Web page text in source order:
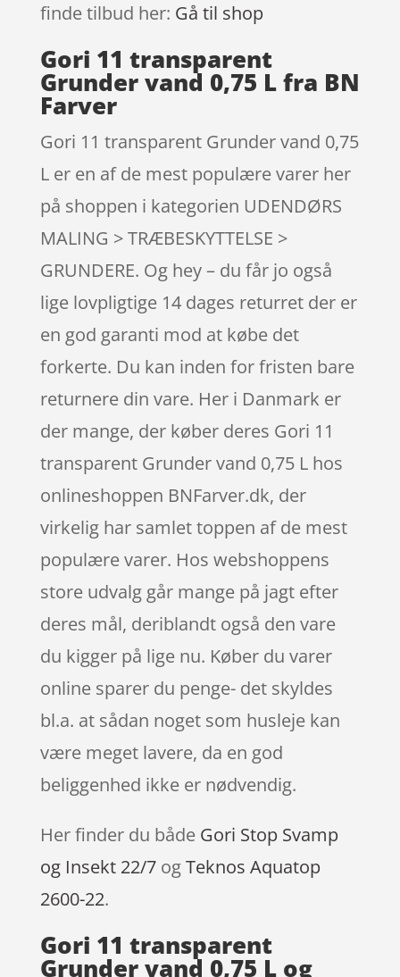
finde tilbud her: Gå til shop
Gori 11 transparent
Grunder vand 0,75 L fra BN
Farver
Gori 11 transparent Grunder vand 0,75
L er en af de mest populære varer her
på shoppen i kategorien UDENDØRS
MALING > TRÆBESKYTTELSE >
GRUNDERE. Og hey – du får jo også
lige lovpligtige 14 dages returret der er
en god garanti mod at købe det
forkerte. Du kan inden for fristen bare
returnere din vare. Her i Danmark er
der mange, der køber deres Gori 11
transparent Grunder vand 0,75 L hos
onlineshoppen BNFarver.dk, der
virkelig har samlet toppen af de mest
populære varer. Hos webshoppens
store udvalg går mange på jagt efter
deres mål, deriblandt også den vare
du kigger på lige nu. Køber du varer
online sparer du penge- det skyldes
bl.a. at sådan noget som husleje kan
være meget lavere, da en god
beliggenhed ikke er nødvendig.
Her finder du både Gori Stop Svamp
og Insekt 22/7ogTeknos Aquatop
2600-22.
Gori 11 transparent
Grunder vand 0,75 L og